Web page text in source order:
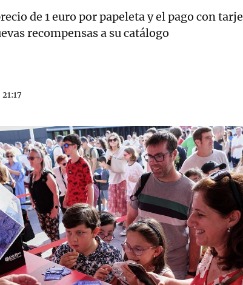
de 1 euro por papeleta y el pago con
recompensas a su catálogo
21:17